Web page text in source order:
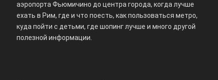
аэропорта Фьюмичино до центра города, когда лучше
ехать в Рим, где и что поесть, как пользоваться метро,
куда пойти с детьми, где шопинг лучше и много другой
полезной информации.